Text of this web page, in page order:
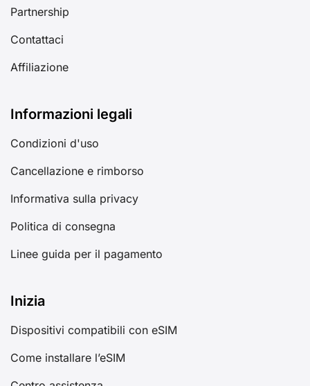
Partnership
Contattaci
Affiliazione
Informazioni legali
Condizioni d'uso
Cancellazione e rimborso
Informativa sulla privacy
Politica di consegna
Linee guida per il pagamento
Inizia
Dispositivi compatibili con eSIM
Come installare l’eSIM